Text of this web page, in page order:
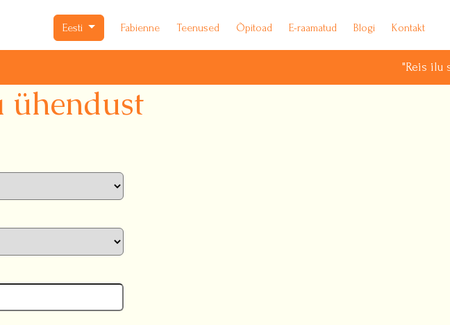
Eesti Fabienne Teenused Õpitoad E-raamatud Blogi Kontakt
"Reis ilu
ühendust